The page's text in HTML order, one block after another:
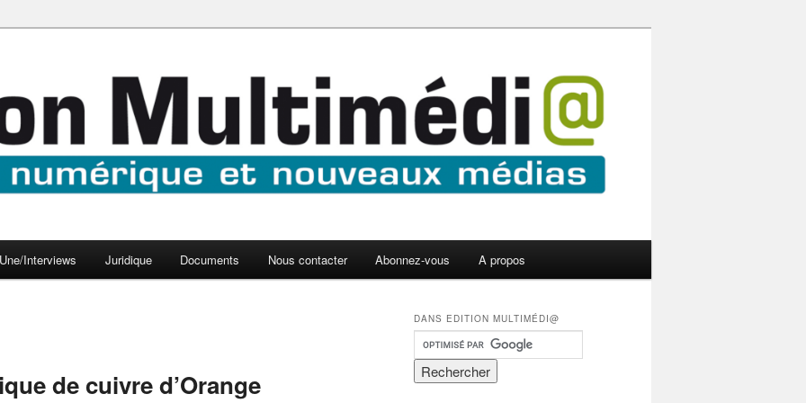
Une/Interviews Juridique Documents Nous contacter Abonnez-vous A propos
de cuivre d’Orange
DANS EDITION MULTIMÉDI@